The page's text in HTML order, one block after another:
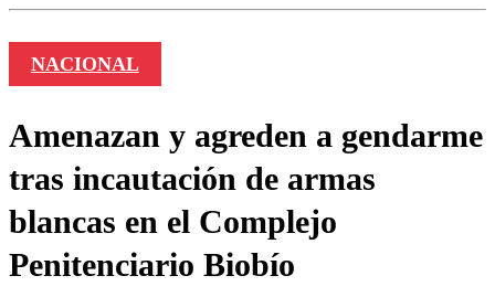
NACIONAL
Amenazan y agreden a gendarme
tras incautación de armas
blancas en el Complejo
Penitenciario Biobío